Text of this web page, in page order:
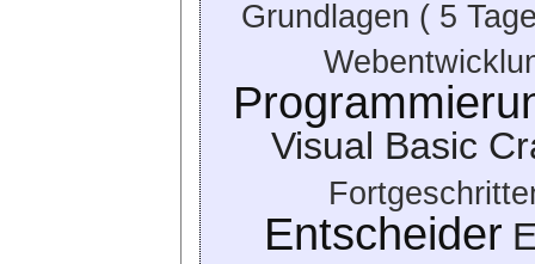
Grundlagen ( 5
Visual Basic
Entscheider